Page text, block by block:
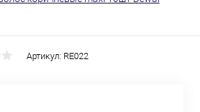
Артикул: RE022